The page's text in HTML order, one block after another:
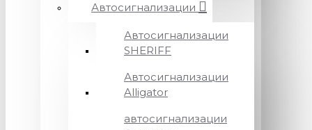
Автосигнализации
Автосигнализации
SHERIFF
Автосигнализации
Alligator
автосигнализации